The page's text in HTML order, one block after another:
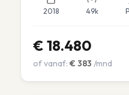
2018 49k
€ 18.480
of vanaf: € 383 /mnd